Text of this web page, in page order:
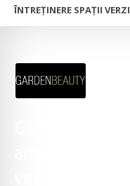
ÎNTREȚINERE SPAȚII VERZI